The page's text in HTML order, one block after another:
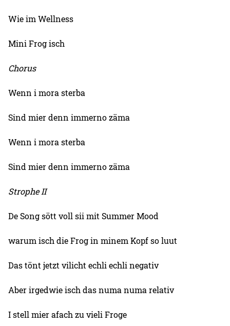
Wie im Wellness
Mini Frog isch
Chorus
Wenn i mora sterba
Sind mier denn immerno zäma
Wenn i mora sterba
Sind mier denn immerno zäma
Strophe II
De Song sött voll sii mit Summer Mood
warum isch die Frog in minem Kopf so luut
Das tönt jetzt vilicht echli echli negativ
Aber irgedwie isch das numa numa relativ
I stell mier afach zu vieli Froge